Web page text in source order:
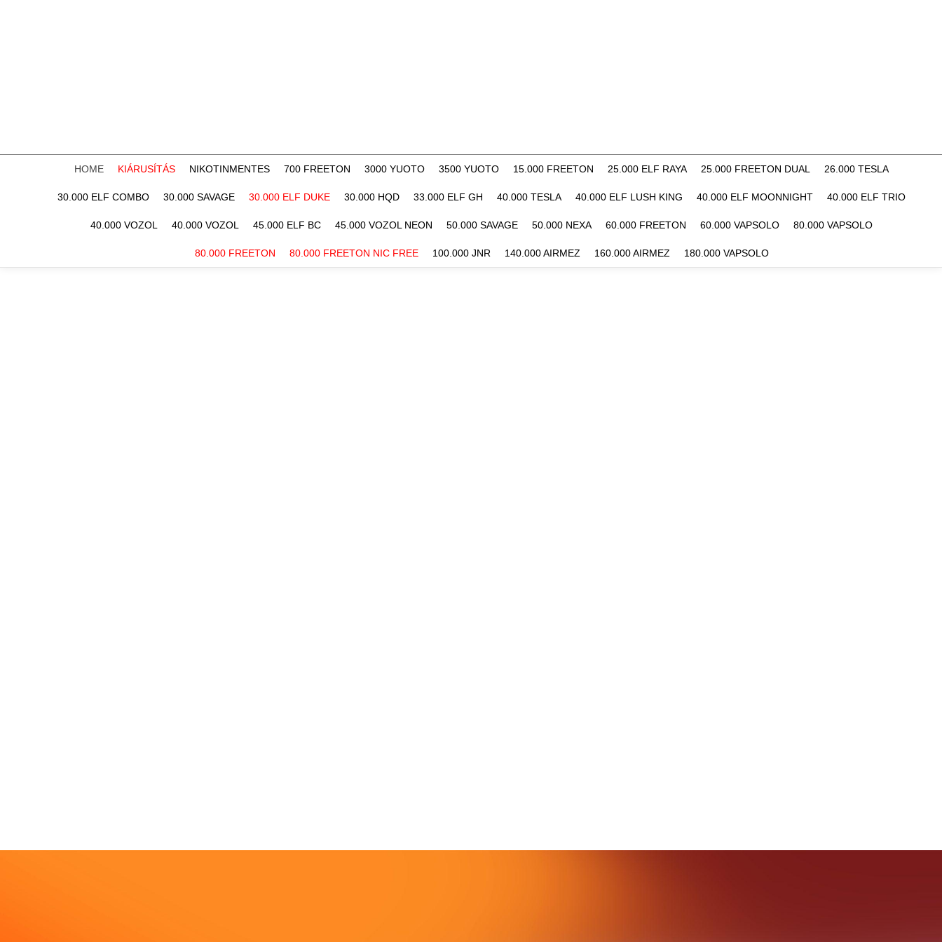
HOME KIÁRUSÍTÁS NIKOTINMENTES 700 FREETON 3000 YUOTO 3500 YUOTO 15.000 FREETON 25.000 ELF RAYA 25.000 FREETON DUAL 26.000 TESLA
30.000 ELF COMBO 30.000 SAVAGE 30.000 ELF DUKE 30.000 HQD 33.000 ELF GH 40.000 TESLA 40.000 ELF LUSH KING 40.000 ELF MOONNIGHT 40.000 ELF TRIO
40.000 VOZOL 40.000 VOZOL 45.000 ELF BC 45.000 VOZOL NEON 50.000 SAVAGE 50.000 NEXA 60.000 FREETON 60.000 VAPSOLO 80.000 VAPSOLO
80.000 FREETON 80.000 FREETON NIC FREE 100.000 JNR 140.000 AIRMEZ 160.000 AIRMEZ 180.000 VAPSOLO